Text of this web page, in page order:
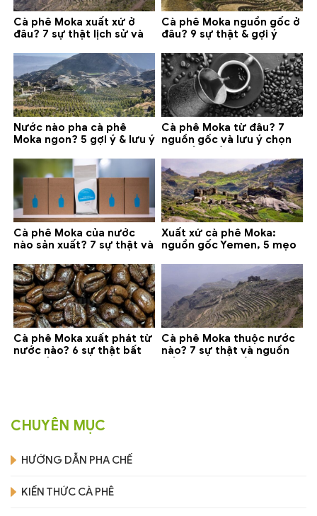
Cà phê Moka xuất xứ ở
đâu? 7 sự thật lịch sử và
Cà phê Moka nguồn gốc ở
đâu? 9 sự thật & gợi ý
Nước nào pha cà phê
Moka ngon? 5 gợi ý & lưu ý
Cà phê Moka từ đâu? 7
nguồn gốc và lưu ý chọn
Cà phê Moka của nước
nào sản xuất? 7 sự thật và
Xuất xứ cà phê Moka:
nguồn gốc Yemen, 5 mẹo
Cà phê Moka xuất phát từ
nước nào? 6 sự thật bất
Cà phê Moka thuộc nước
nào? 7 sự thật và nguồn
CHUYÊN MỤC
HƯỚNG DẪN PHA CHẾ
KIẾN THỨC CÀ PHÊ